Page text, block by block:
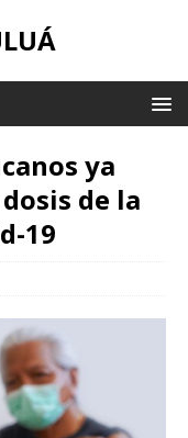
ya
de la
19